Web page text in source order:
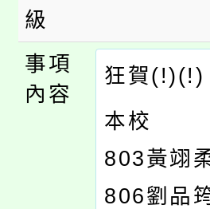
級
事項
內容
狂賀(!)(!)
本校
803黃翊
806劉品